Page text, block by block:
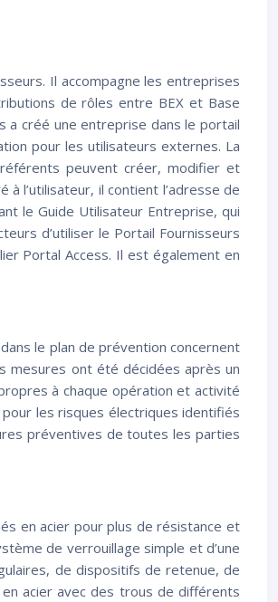
Il accompagne les entreprises
de rôles entre BEX et Base
a créé une entreprise dans le portail
pour les utilisateurs externes. La
peuvent créer, modifier et
l’utilisateur, il contient l’adresse de
le Guide Utilisateur Entreprise, qui
d’utiliser le Portail Fournisseurs
Portal Access. Il est également en
le plan de prévention concernent
mesures ont été décidées après un
à chaque opération et activité
les risques électriques identifiés
préventives de toutes les parties
en acier pour plus de résistance et
de verrouillage simple et d’une
de dispositifs de retenue, de
acier avec des trous de différents